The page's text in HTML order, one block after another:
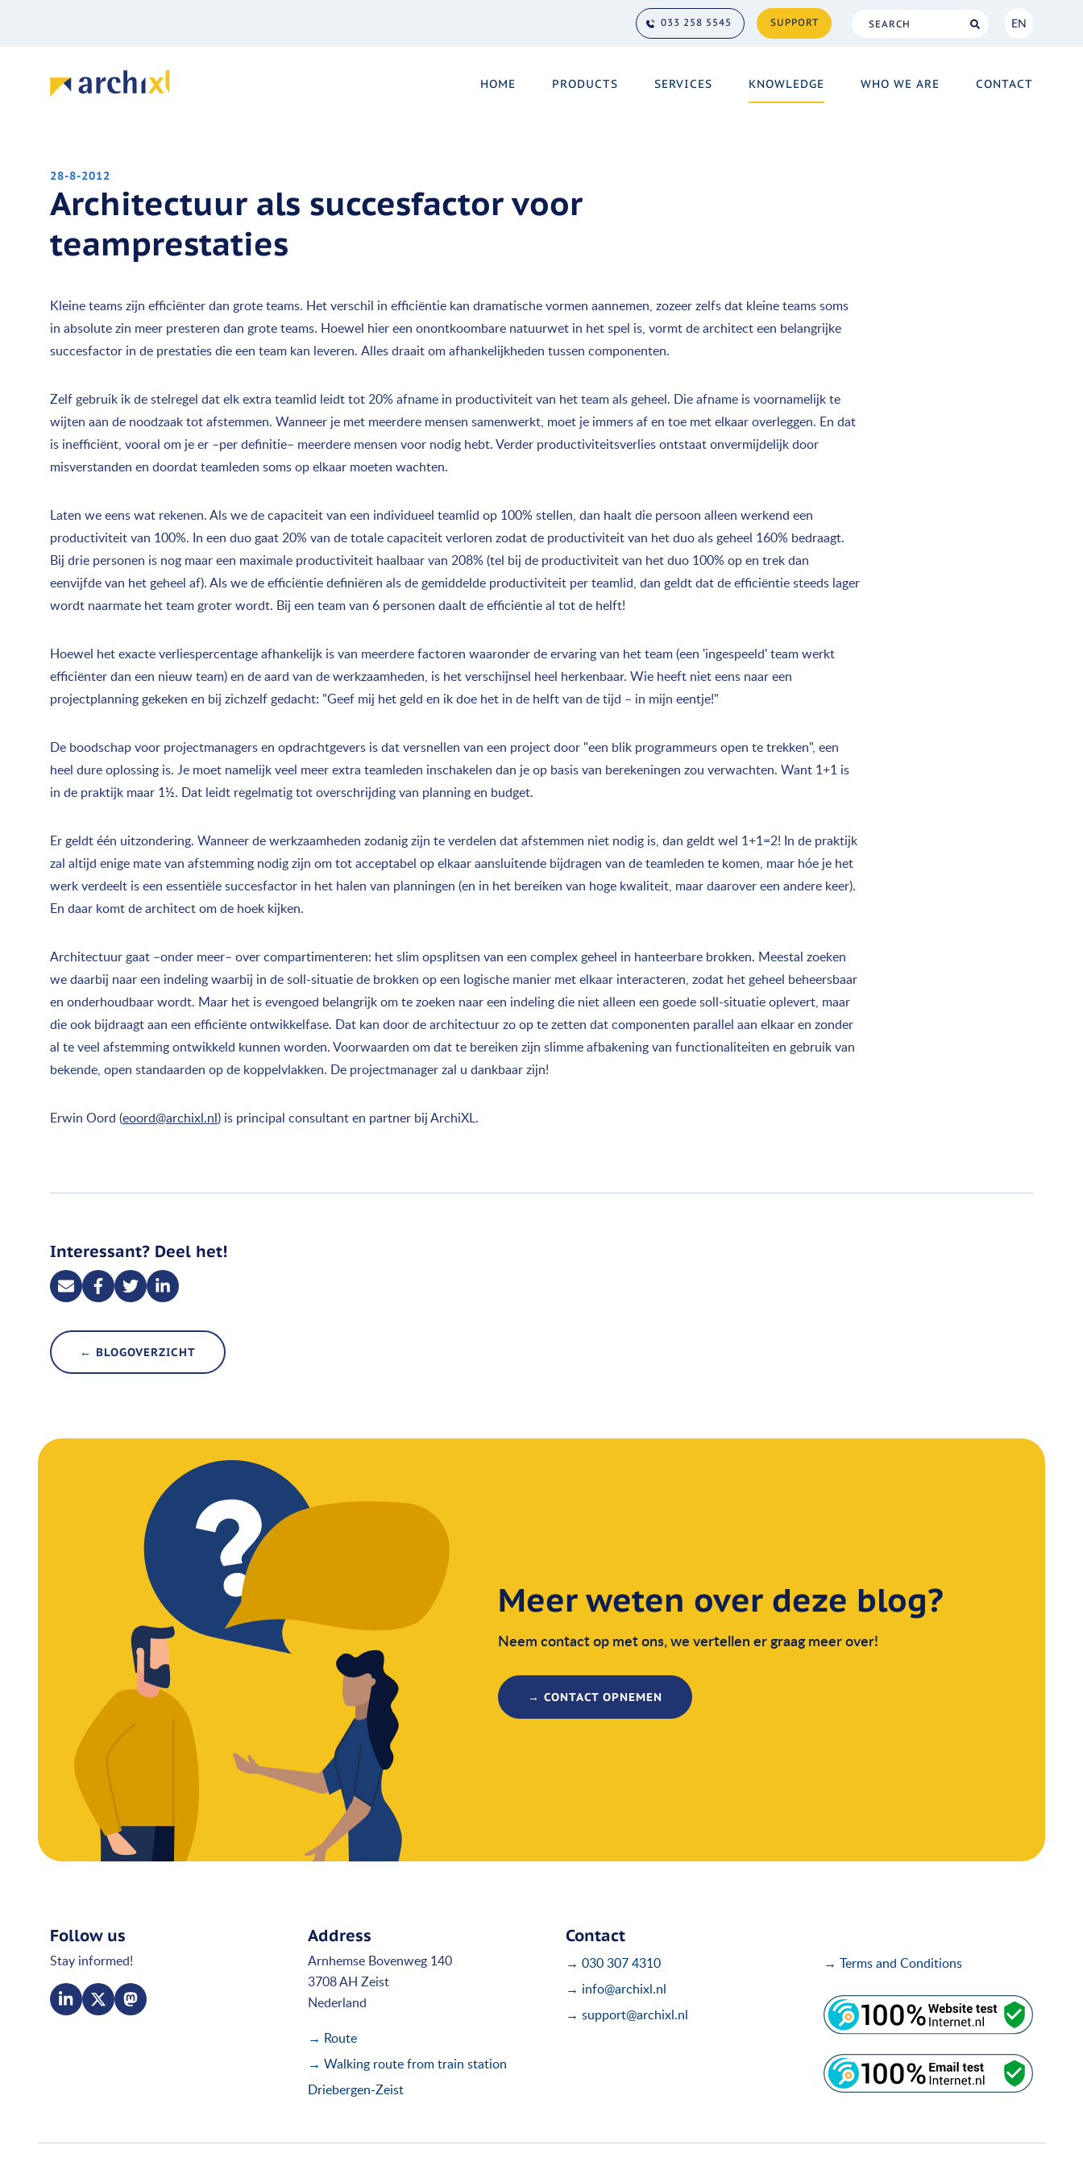
033 258 5545 SUPPORT EN
EN
HOME PRODUCTS SERVICES KNOWLEDGE WHO WE ARE CONTACT
28-8-2012
Architectuur als succesfactor voor
teamprestaties
Kleine teams zijn efficiënter dan grote teams. Het verschil in efficiëntie kan dramatische vormen aannemen, zozeer zelfs dat kleine teams soms
in absolute zin meer presteren dan grote teams. Hoewel hier een onontkoombare natuurwet in het spel is, vormt de architect een belangrijke
succesfactor in de prestaties die een team kan leveren. Alles draait om afhankelijkheden tussen componenten.
Zelf gebruik ik de stelregel dat elk extra teamlid leidt tot 20% afname in productiviteit van het team als geheel. Die afname is voornamelijk te
wijten aan de noodzaak tot afstemmen. Wanneer je met meerdere mensen samenwerkt, moet je immers af en toe met elkaar overleggen. En dat
is inefficiënt, vooral om je er –per definitie– meerdere mensen voor nodig hebt. Verder productiviteitsverlies ontstaat onvermijdelijk door
misverstanden en doordat teamleden soms op elkaar moeten wachten.
Laten we eens wat rekenen. Als we de capaciteit van een individueel teamlid op 100% stellen, dan haalt die persoon alleen werkend een
productiviteit van 100%. In een duo gaat 20% van de totale capaciteit verloren zodat de productiviteit van het duo als geheel 160% bedraagt.
Bij drie personen is nog maar een maximale productiviteit haalbaar van 208% (tel bij de productiviteit van het duo 100% op en trek dan
eenvijfde van het geheel af). Als we de efficiëntie definiëren als de gemiddelde productiviteit per teamlid, dan geldt dat de efficiëntie steeds lager
wordt naarmate het team groter wordt. Bij een team van 6 personen daalt de efficiëntie al tot de helft!
Hoewel het exacte verliespercentage afhankelijk is van meerdere factoren waaronder de ervaring van het team (een 'ingespeeld' team werkt
efficiënter dan een nieuw team) en de aard van de werkzaamheden, is het verschijnsel heel herkenbaar. Wie heeft niet eens naar een
projectplanning gekeken en bij zichzelf gedacht: "Geef mij het geld en ik doe het in de helft van de tijd – in mijn eentje!"
De boodschap voor projectmanagers en opdrachtgevers is dat versnellen van een project door "een blik programmeurs open te trekken", een
heel dure oplossing is. Je moet namelijk veel meer extra teamleden inschakelen dan je op basis van berekeningen zou verwachten. Want 1+1 is
in de praktijk maar 1½. Dat leidt regelmatig tot overschrijding van planning en budget.
Er geldt één uitzondering. Wanneer de werkzaamheden zodanig zijn te verdelen dat afstemmen niet nodig is, dan geldt wel 1+1=2! In de praktijk
zal altijd enige mate van afstemming nodig zijn om tot acceptabel op elkaar aansluitende bijdragen van de teamleden te komen, maar hóe je het
werk verdeelt is een essentiële succesfactor in het halen van planningen (en in het bereiken van hoge kwaliteit, maar daarover een andere keer).
En daar komt de architect om de hoek kijken.
Architectuur gaat –onder meer– over compartimenteren: het slim opsplitsen van een complex geheel in hanteerbare brokken. Meestal zoeken
we daarbij naar een indeling waarbij in de soll-situatie de brokken op een logische manier met elkaar interacteren, zodat het geheel beheersbaar
en onderhoudbaar wordt. Maar het is evengoed belangrijk om te zoeken naar een indeling die niet alleen een goede soll-situatie oplevert, maar
die ook bijdraagt aan een efficiënte ontwikkelfase. Dat kan door de architectuur zo op te zetten dat componenten parallel aan elkaar en zonder
al te veel afstemming ontwikkeld kunnen worden. Voorwaarden om dat te bereiken zijn slimme afbakening van functionaliteiten en gebruik van
bekende, open standaarden op de koppelvlakken. De projectmanager zal u dankbaar zijn!
Erwin Oord (eoord@archixl.nl) is principal consultant en partner bij ArchiXL.
Interessant? Deel het!
← BLOGOVERZICHT
Meer weten over deze blog?
Neem contact op met ons, we vertellen er graag meer over!
→ CONTACT OPNEMEN
Follow us
Stay informed!
Address
Arnhemse Bovenweg 140
3708 AH Zeist
Nederland
→ Route
→ Walking route from train station
Driebergen-Zeist
Contact
→ 030 307 4310
→ info@archixl.nl
→ support@archixl.nl
→ Terms and Conditions